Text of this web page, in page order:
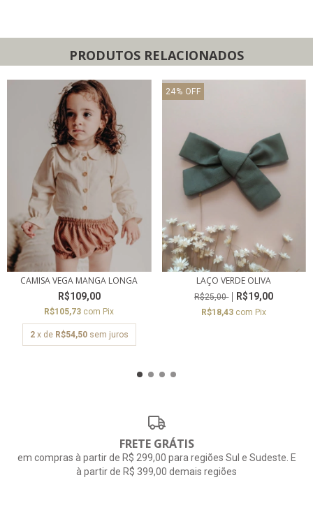
PRODUTOS RELACIONADOS
CAMISA VEGA MANGA LONGA
R$109,00
R$105,73 com Pix
2 x de R$54,50 sem juros
24% OFF
LAÇO VERDE OLIVA
R$25,00 R$19,00
R$18,43 com Pix
FRETE GRÁTIS
em compras à partir de R$ 299,00 para regiões Sul e Sudeste. E
à partir de R$ 399,00 demais regiões